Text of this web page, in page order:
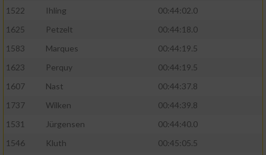
1522
Ihling
00:44:02.0
1625
Petzelt
00:44:18.0
1583
Marques
00:44:19.5
1623
Perquy
00:44:19.5
1607
Nast
00:44:37.8
1737
Wilken
00:44:39.8
1531
Jürgensen
00:44:40.0
1546
Kluth
00:45:05.5